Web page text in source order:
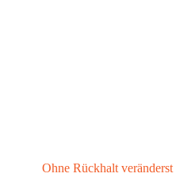
Ohne Rückhalt